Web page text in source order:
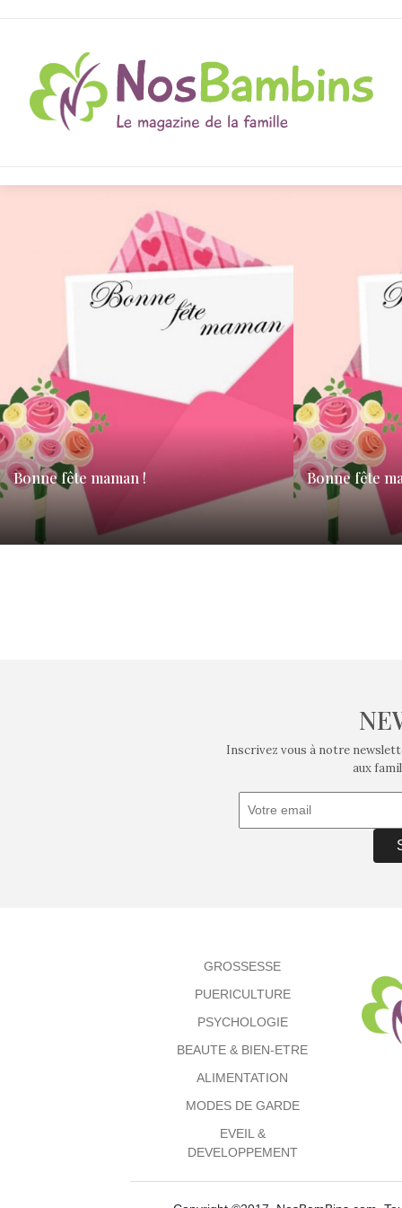
Bonne fête maman !
Cette année, la date de la fête des Mères, cette
tradition qui puise ses origines dans l’Antiquité
est…
Bonne fête
Cette année, la
tradition qui
est…
Inscrivez vous à notre
aux
GROSSESSE
PUERICULTURE
PSYCHOLOGIE
BEAUTE & BIEN-ETRE
ALIMENTATION
MODES DE GARDE
EVEIL &
DEVELOPPEMENT